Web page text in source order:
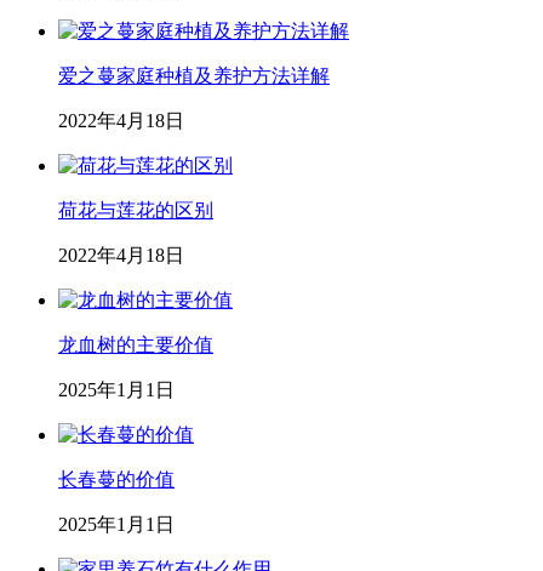
爱之蔓家庭种植及养护方法详解
2022年4月18日
荷花与莲花的区别
2022年4月18日
龙血树的主要价值
2025年1月1日
长春蔓的价值
2025年1月1日